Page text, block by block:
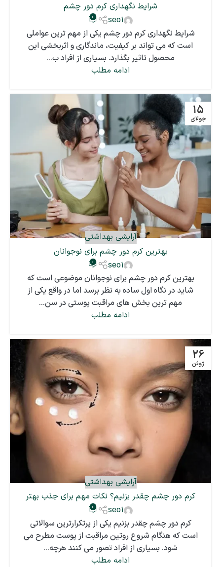
شرایط نگهداری کرم دور چشم
seo1
0
شرایط نگهداری کرم دور چشم یکی از مهم ترین عواملی
است که می تواند بر کیفیت، ماندگاری و اثربخشی این
محصول تاثیر بگذارد. بسیاری از افراد ب...
ادامه مطلب
15
جولای
آرایشی بهداشتی
بهترین کرم دور چشم برای نوجوانان
seo1
0
بهترین کرم دور چشم برای نوجوانان موضوعی است که
شاید در نگاه اول ساده به نظر برسد اما در واقع یکی از
مهم ترین بخش های مراقبت پوستی در سن...
ادامه مطلب
26
ژوئن
آرایشی بهداشتی
کرم دور چشم چقدر بزنیم؟ نکات مهم برای جذب بهتر
seo1
0
کرم دور چشم چقدر بزنیم یکی از پرتکرارترین سوالاتی
است که هنگام شروع روتین مراقبت از پوست مطرح می
شود. بسیاری از افراد تصور می کنند هرچه...
ادامه مطلب